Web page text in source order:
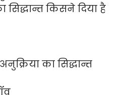
किसने दिया है
का सिद्धान्त